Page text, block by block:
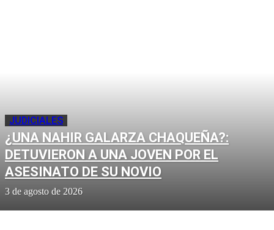
JUDICIALES
¿UNA NAHIR GALARZA CHAQUEÑA?:
DETUVIERON A UNA JOVEN POR EL
ASESINATO DE SU NOVIO
3 de agosto de 2026